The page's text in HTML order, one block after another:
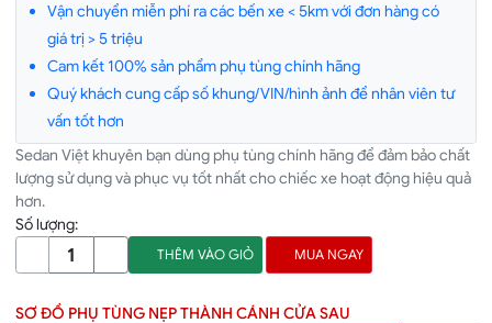
Vận chuyển miễn phí ra các bến xe < 5km với đơn hàng có
giá trị > 5 triệu
Cam kết 100% sản phẩm phụ tùng chính hãng
Quý khách cung cấp số khung/VIN/hình ảnh để nhân viên tư
vấn tốt hơn
Sedan Việt khuyên bạn dùng phụ tùng chính hãng để đảm bảo chất
lượng sử dụng và phục vụ tốt nhất cho chiếc xe hoạt động hiệu quả
hơn.
Số lượng:
THÊM VÀO GIỎ MUA NGAY
SƠ ĐỒ PHỤ TÙNG NẸP THÀNH CÁNH CỬA SAU